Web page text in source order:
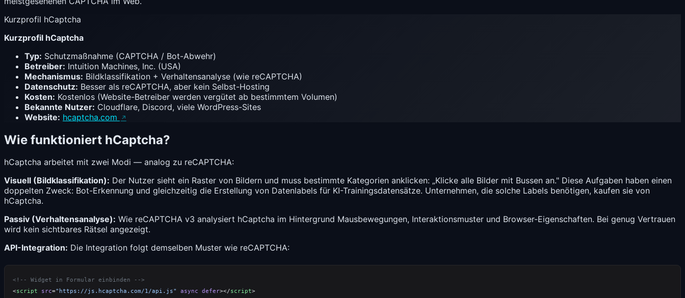
Kurzprofil hCaptcha
Kurzprofil hCaptcha
Typ: Schutzmaßnahme (CAPTCHA / Bot-Abwehr)
Betreiber: Intuition Machines, Inc. (USA)
Mechanismus: Bildklassifikation + Verhaltensanalyse (wie reCAPTCHA)
Datenschutz: Besser als reCAPTCHA, aber kein Selbst-Hosting
Kosten: Kostenlos (Website-Betreiber werden vergütet ab bestimmtem Volumen)
Bekannte Nutzer: Cloudflare, Discord, viele WordPress-Sites
Website: hcaptcha.com
Wie funktioniert hCaptcha?
hCaptcha arbeitet mit zwei Modi — analog zu reCAPTCHA:
Visuell (Bildklassifikation): Der Nutzer sieht ein Raster von Bildern und muss bestimmte Kategorien anklicken: „Klicke alle Bilder mit Bussen an." Diese Aufgaben haben einen
doppelten Zweck: Bot-Erkennung und gleichzeitig die Erstellung von Datenlabels für KI-Trainingsdatensätze. Unternehmen, die solche Labels benötigen, kaufen sie von
hCaptcha.
Passiv (Verhaltensanalyse): Wie reCAPTCHA v3 analysiert hCaptcha im Hintergrund Mausbewegungen, Interaktionsmuster und Browser-Eigenschaften. Bei genug Vertrauen
wird kein sichtbares Rätsel angezeigt.
API-Integration: Die Integration folgt demselben Muster wie reCAPTCHA:
<script src="https://js.hcaptcha.com/1/api.js" async defer></script